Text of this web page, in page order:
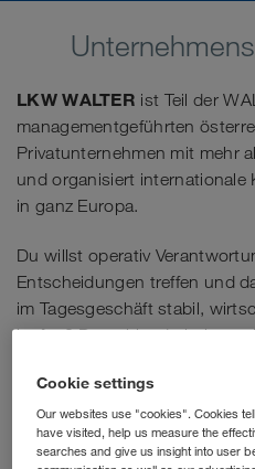
LKW WALTER ist Teil der
managementgeführten
Privatunternehmen mit mehr
und organisiert internationale
in ganz Europa.
Du willst operativ
Entscheidungen treffen und
im Tagesgeschäft stabil,
laufen? Dann bist du bei uns
Grobplanung und hältst die
wenn’s dynamisch wird.
Cookie settings
Our websites use "cookies". Cookies
have visited, help us measure the
searches and give us insight into user